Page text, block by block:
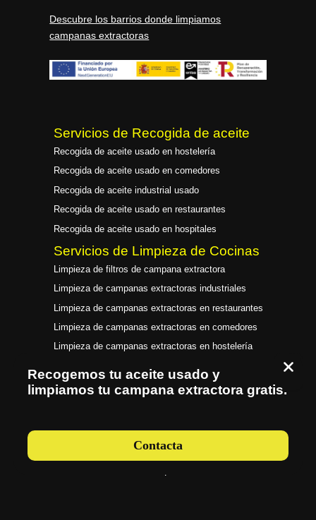
Recogemos tu aceite usado y
limpiamos tu campana extractora gratis.
Contacta
Descubre los barrios donde limpiamos
campanas extractoras
Servicios de Recogida de aceite
Recogida de aceite usado en hostelería
Recogida de aceite usado en comedores
Recogida de aceite industrial usado
Recogida de aceite usado en restaurantes
Recogida de aceite usado en hospitales
Servicios de Limpieza de Cocinas
Limpieza de filtros de campana extractora
Limpieza de campanas extractoras industriales
Limpieza de campanas extractoras en restaurantes
Limpieza de campanas extractoras en comedores
Limpieza de campanas extractoras en hostelería
FuelNature © 2026 Todos los derechos reservados.